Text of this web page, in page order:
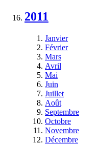
2011
Janvier
Février
Mars
Avril
Mai
Juin
Juillet
Août
Septembre
Octobre
Novembre
Décembre